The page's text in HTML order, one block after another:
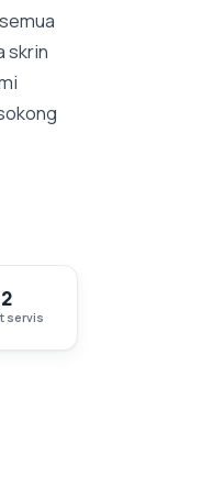
skrin
2
servis